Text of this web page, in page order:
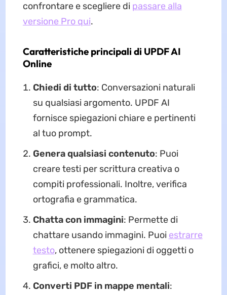
confrontare e scegliere di passare alla
versione Pro qui.
Caratteristiche principali di UPDF AI
Online
Chiedi di tutto: Conversazioni naturali
su qualsiasi argomento. UPDF AI
fornisce spiegazioni chiare e pertinenti
al tuo prompt.
Genera qualsiasi contenuto: Puoi
creare testi per scrittura creativa o
compiti professionali. Inoltre, verifica
ortografia e grammatica.
Chatta con immagini: Permette di
chattare usando immagini. Puoi estrarre
testo, ottenere spiegazioni di oggetti o
grafici, e molto altro.
Converti PDF in mappe mentali: